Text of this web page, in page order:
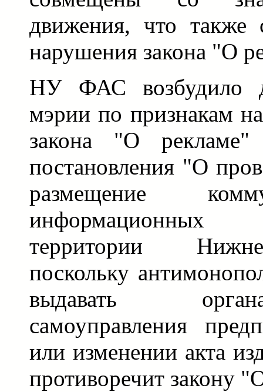
движения, что также
нарушения закона "О
НУ ФАС возбудило
мэрии по признакам
закона "О
постановления "О
размещение
информационных
территории
поскольку
выдавать
самоуправления
или изменении акта
противоречит закону